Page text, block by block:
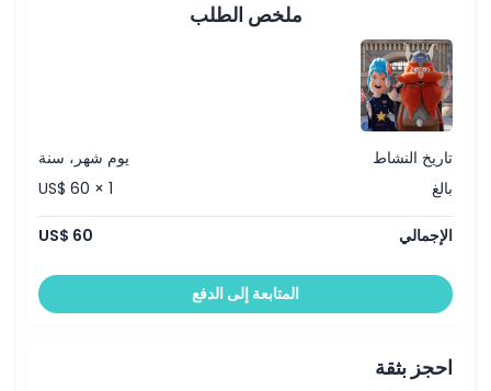
ما يجب معرفته
كيفية الاسترداد
ملخص الطلب
تاريخ النشاط
يوم شهر، سنة
بالغ
US$ 60 × 1
الإجمالي US$ 60
المتابعة إلى الدفع
احجز بثقة